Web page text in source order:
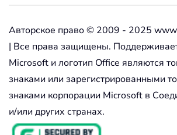
Авторское право © 2009 - 2025
| Все права защищены.
Microsoft и логотип Office являются
знаками или зарегистрированными
знаками корпорации Microsoft в
и/или других странах.